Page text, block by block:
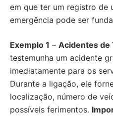
em que ter um registro de
emergência pode ser
Exemplo 1 – Acidentes de
testemunha um acidente
imediatamente para os
Durante a ligação, ele
localização, número de
possíveis ferimentos.